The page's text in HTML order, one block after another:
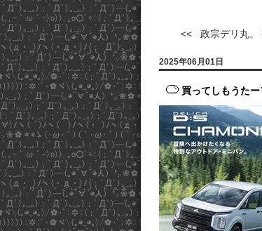
<< 政宗デリ丸。
2025年06月01日
買ってしもうた